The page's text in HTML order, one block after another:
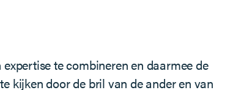
te combineren en daarmee de
kijken door de bril van de ander en van